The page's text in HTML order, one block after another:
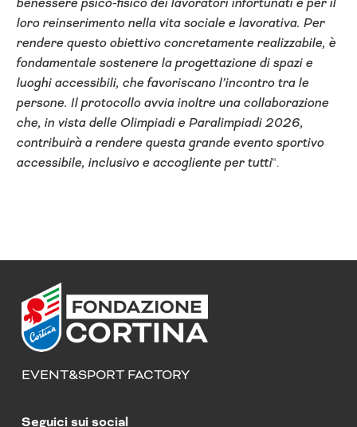
loro reinserimento nella vita sociale e lavorativa. Per
rendere questo obiettivo concretamente realizzabile, è
fondamentale sostenere la progettazione di spazi e
luoghi accessibili, che favoriscano l’incontro tra le
persone. Il protocollo avvia inoltre una collaborazione
che, in vista delle Olimpiadi e Paralimpiadi 2026,
contribuirà a rendere questa grande evento sportivo
accessibile, inclusivo e accogliente per tutti“.
EVENT&SPORT FACTORY
Seguici sui social